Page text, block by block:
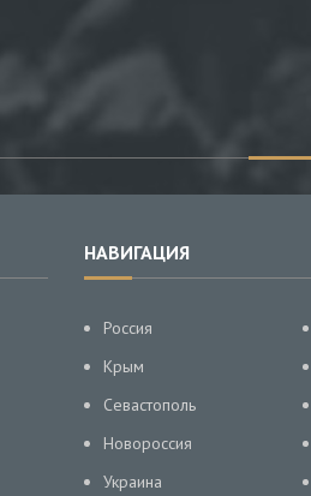
НАВИГАЦИЯ
Россия
Крым
Севастополь
Новороссия
Украина